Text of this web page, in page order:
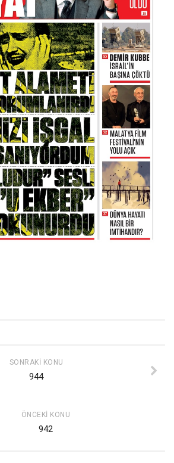
SONRAKI KONU
944
ÖNCEKI KONU
942